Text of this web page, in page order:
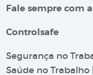
Fale sempre com
Controlsafe
Segurança no
Saúde no